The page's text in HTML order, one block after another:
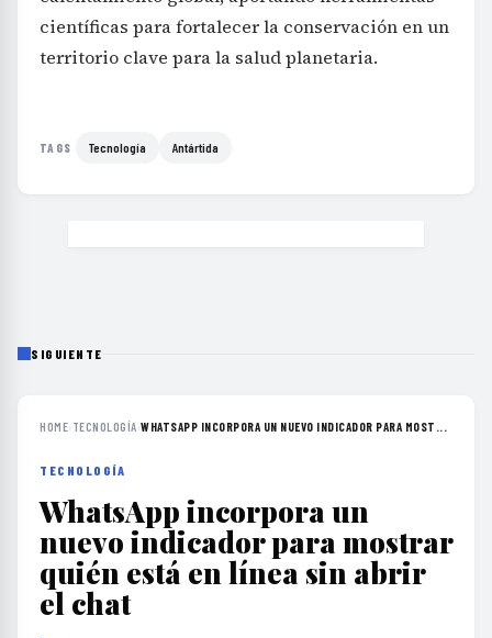
científicas para fortalecer la conservación en un
territorio clave para la salud planetaria.
TAGS Tecnología Antártida
SIGUIENTE
HOME› TECNOLOGÍA›WHATSAPP INCORPORA UN NUEVO INDICADOR PARA MOST...
TECNOLOGÍA
WhatsApp incorpora un
nuevo indicador para mostrar
quién está en línea sin abrir
el chat